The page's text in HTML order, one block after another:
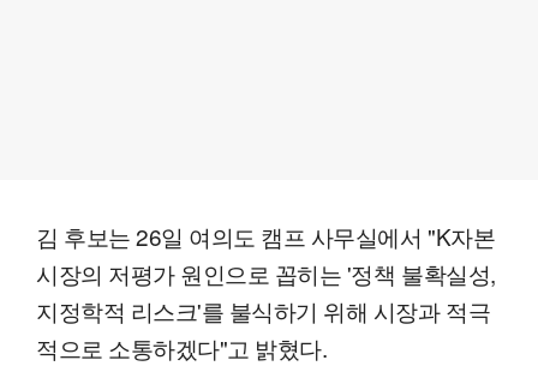
김 후보는 26일 여의도 캠프 사무실에서 "K자본
시장의 저평가 원인으로 꼽히는 '정책 불확실성,
지정학적 리스크'를 불식하기 위해 시장과 적극
적으로 소통하겠다"고 밝혔다.